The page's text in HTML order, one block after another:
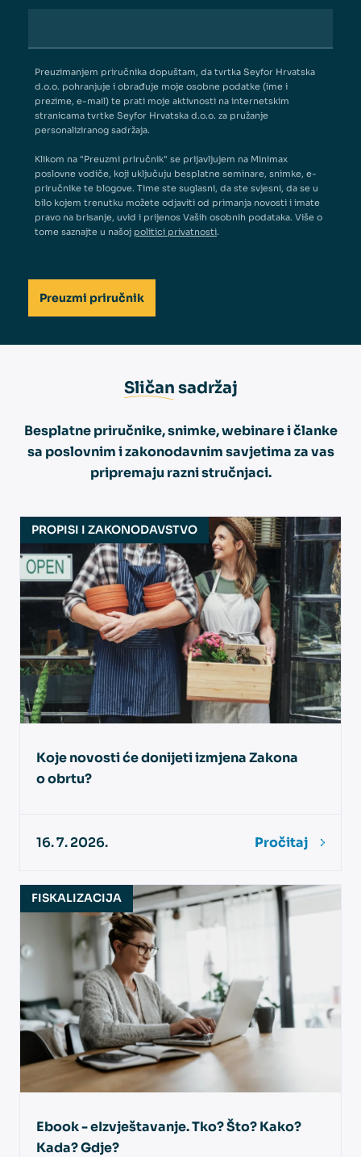
Preuzimanjem priručnika dopuštam, da tvrtka Seyfor Hrvatska
d.o.o. pohranjuje i obrađuje moje osobne podatke (ime i
prezime, e-mail) te prati moje aktivnosti na internetskim
stranicama tvrtke Seyfor Hrvatska d.o.o. za pružanje
personaliziranog sadržaja.
Klikom na "Preuzmi priručnik" se prijavljujem na Minimax
poslovne vodiče, koji uključuju besplatne seminare, snimke, e-
priručnike te blogove. Time ste suglasni, da ste svjesni, da se u
bilo kojem trenutku možete odjaviti od primanja novosti i imate
pravo na brisanje, uvid i prijenos Vaših osobnih podataka. Više o
tome saznajte u našoj politici privatnosti.
Sličan sadržaj
Besplatne priručnike, snimke, webinare i članke
sa poslovnim i zakonodavnim savjetima za vas
pripremaju razni stručnjaci.
PROPISI I ZAKONODAVSTVO
Koje novosti će donijeti izmjena Zakona
o obrtu?
16. 7. 2026. Pročitaj
FISKALIZACIJA
Ebook - eIzvještavanje. Tko? Što? Kako?
Kada? Gdje?